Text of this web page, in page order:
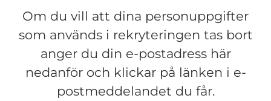
Om du vill att dina personuppgifter
som används i rekryteringen tas bort
anger du din e-postadress här
nedanför och klickar på länken i e-
postmeddelandet du får.